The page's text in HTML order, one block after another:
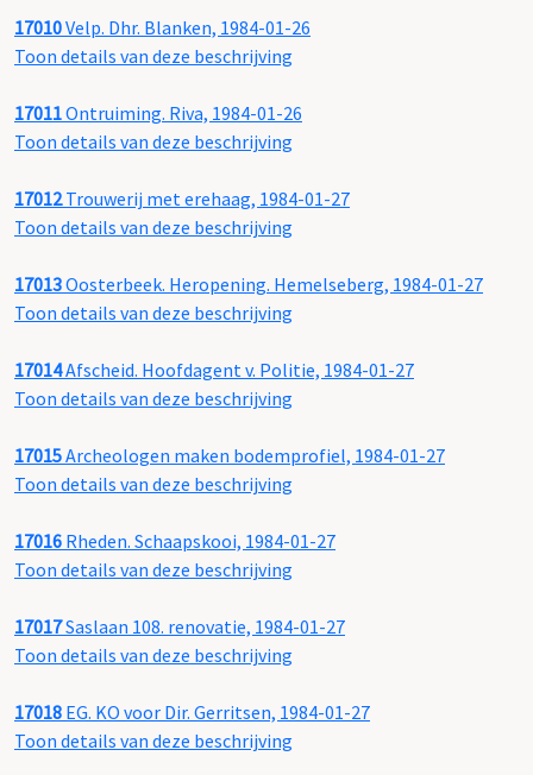
17010Velp. Dhr. Blanken, 1984-01-26
Toon details van deze beschrijving
17011Ontruiming. Riva, 1984-01-26
Toon details van deze beschrijving
17012Trouwerij met erehaag, 1984-01-27
Toon details van deze beschrijving
17013Oosterbeek. Heropening. Hemelseberg, 1984-01-27
Toon details van deze beschrijving
17014Afscheid. Hoofdagent v. Politie, 1984-01-27
Toon details van deze beschrijving
17015Archeologen maken bodemprofiel, 1984-01-27
Toon details van deze beschrijving
17016 Rheden. Schaapskooi, 1984-01-27
Toon details van deze beschrijving
17017Saslaan 108. renovatie, 1984-01-27
Toon details van deze beschrijving
17018 EG. KO voor Dir. Gerritsen, 1984-01-27
Toon details van deze beschrijving